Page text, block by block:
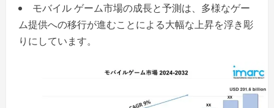
モバイル ゲーム市場の成長と予測は、多様なゲー
ム提供への移行が進むことによる大幅な上昇を浮き彫
りにしています。